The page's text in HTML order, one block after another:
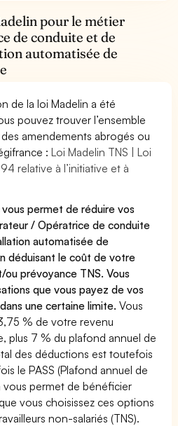
pour le métier
de conduite et de
automatisée de
de la loi Madelin a été
pouvez trouver l’ensemble
amendements abrogés ou
:Loi Madelin TNS | Loi
relative à l’initiative et à
permet de réduire vos
/ Opératrice de conduite
automatisée de
déduisant le coût de votre
prévoyance TNS. Vous
que vous payez de vos
une certaine limite.Vous
% de votre revenu
plus 7 % du plafond annuel de
des déductions est toutefois
le PASS (Plafond annuel de
vous permet de bénéficier
vous choisissez ces options
non-salariés (TNS).